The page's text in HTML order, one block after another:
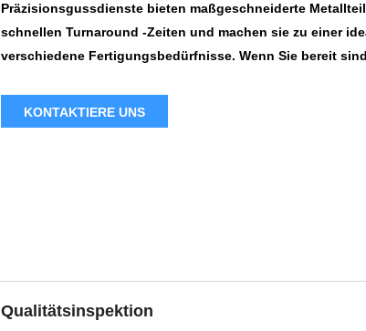
Präzisionsgussdienste bieten maßgeschneiderte
schnellen Turnaround -Zeiten und machen sie zu einer
verschiedene Fertigungsbedürfnisse. Wenn Sie bereit
KONTAKTIERE UNS
Qualitätsinspektion